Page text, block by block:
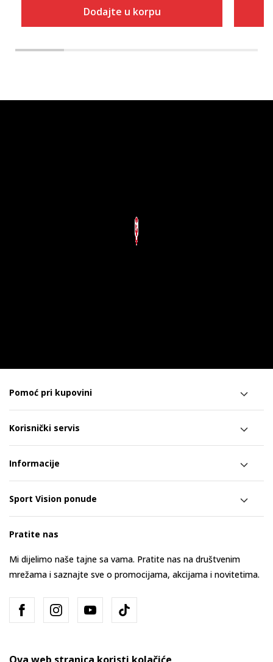
Dodajte u korpu
Pomoć pri kupovini
Korisnički servis
Informacije
Sport Vision ponude
Pratite nas
Mi dijelimo naše tajne sa vama. Pratite nas na društvenim
mrežama i saznajte sve o promocijama, akcijama i novitetima.